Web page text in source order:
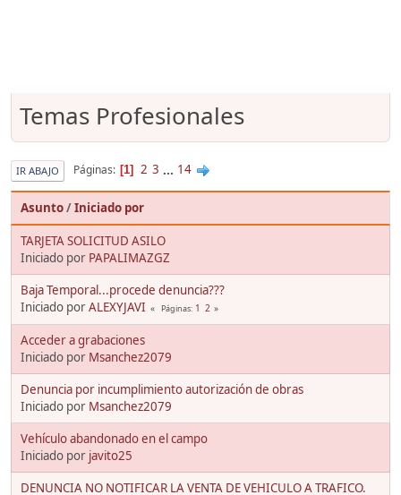
Temas Profesionales
IR ABAJO Páginas 1 2 3 ... 14
Asunto/Iniciado por
TARJETA SOLICITUD ASILO
Iniciado por PAPALIMAZGZ
Baja Temporal...procede denuncia???
Iniciado porALEXYJAVI Páginas 1 2
Acceder a grabaciones
Iniciado por Msanchez2079
Denuncia por incumplimiento autorización de obras
Iniciado por Msanchez2079
Vehículo abandonado en el campo
Iniciado por javito25
DENUNCIA NO NOTIFICAR LA VENTA DE VEHICULO A TRAFICO.